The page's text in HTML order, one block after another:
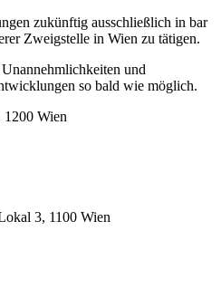
zukünftig ausschließlich in bar
Zweigstelle in Wien zu tätigen.
und
so bald wie möglich.
1200 Wien
3, 1100 Wien